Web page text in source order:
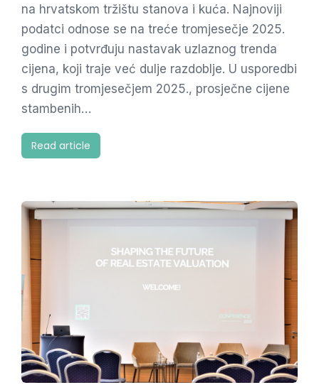
na hrvatskom tržištu stanova i kuća. Najnoviji
podatci odnose se na treće tromjesečje 2025.
godine i potvrđuju nastavak uzlaznog trenda
cijena, koji traje već dulje razdoblje. U usporedbi
s drugim tromjesečjem 2025., prosječne cijene
stambenih…
Read article